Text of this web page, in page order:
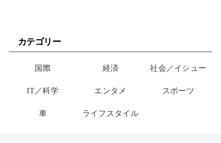
カテゴリー
国際 経済 社会／イシュー
IT／科学 エンタメ スポーツ
車 ライフスタイル